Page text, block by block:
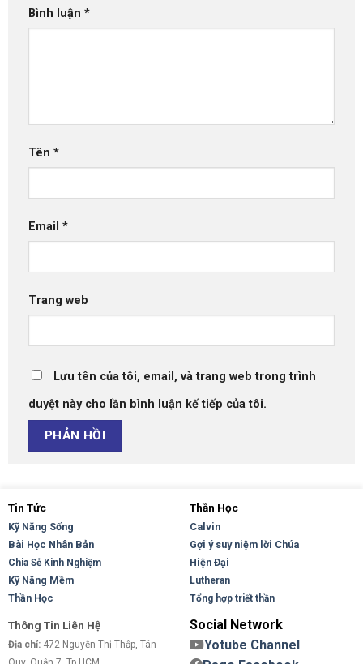
Bình luận *
Tên *
Email *
Trang web
Lưu tên của tôi, email, và trang web trong trình
duyệt này cho lần bình luận kế tiếp của tôi.
Tin Tức
Kỹ Năng Sống
Bài Học Nhân Bản
Chia Sẻ Kinh Nghiệm
Kỹ Năng Mềm
Thần Học
Thần Học
Calvin
Gợi ý suy niệm lời Chúa
Hiện Đại
Lutheran
Tổng hợp triết thần
Thông Tin Liên Hệ
Địa chỉ: 472 Nguyễn Thị Thập, Tân
Social Network
Yotube Channel